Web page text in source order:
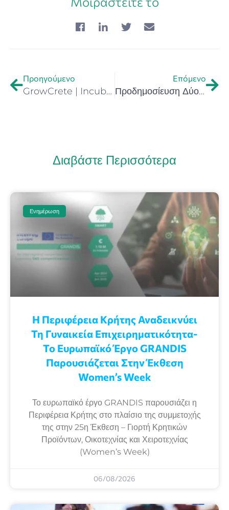
Προηγούμενο
GrowCrete | Incubator πράσινων ιδεών – Άνοιξαν οι αιτήσεις συμμετοχής στον νέο incubator από το Bizrupt Lab με την υποστήριξη του Impact Hub Athens
Επόμενο
Προδημοσίευση Δύο Δράσεων Ενίσχυσης της Ίδρυσης και Λειτουργίας νέων Μικρομεσαίων Επιχειρήσεων
Διαβάστε Περισσότερα
Ενημέρωση
Η Περιφέρεια Κρήτης Αναδεικνύει
Τη Γυναικεία Επιχειρηματικότητα-
Το Ευρωπαϊκό Έργο GRANDIS
Παρουσιάζεται Στην Έκθεση
Women’s Week
Το ευρωπαϊκό έργο GRANDIS παρουσιάζει η
Περιφέρεια Κρήτης στο πλαίσιο της συμμετοχής
της στην 25η Έκθεση – Γιορτή Κρητικών
Προϊόντων, Οικοτεχνίας και Χειροτεχνίας
(Women’s Week)
06/08/2026